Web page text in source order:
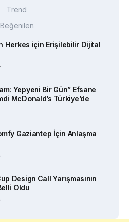
Trend
Beğenilen
Herkes için Erişilebilir Dijital
Yepyeni Bir Gün” Efsane
McDonald’s Türkiye’de
Gaziantep İçin Anlaşma
Design Call Yarışmasının
Oldu